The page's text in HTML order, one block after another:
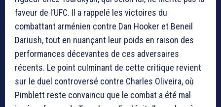
faveur de l’UFC. Il a rappelé les victoires du
combattant arménien contre Dan Hooker et Beneil
Dariush, tout en nuançant leur poids en raison des
performances décevantes de ces adversaires
récents. Le point culminant de cette critique revient
sur le duel controversé contre Charles Oliveira, où
Pimblett reste convaincu que le combat a été mal